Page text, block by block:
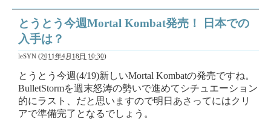
とうとう今週Mortal Kombat発売！ 日本での
入手は？
leSYN (2011年4月18日 10:30)
とうとう今週(4/19)新しいMortal Kombatの発売ですね。
BulletStormを週末怒涛の勢いで進めてシチュエーション
的にラスト、だと思いますので明日あさってにはクリ
アで準備完了となるでしょう。